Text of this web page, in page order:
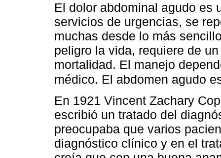
El dolor abdominal agudo es
servicios de urgencias, se
muchas desde lo más
peligro la vida, requiere de
mortalidad. El manejo
médico. El abdomen agudo
En 1921 Vincent Zachary
escribió un tratado del
preocupaba que varios
diagnóstico clínico y en el